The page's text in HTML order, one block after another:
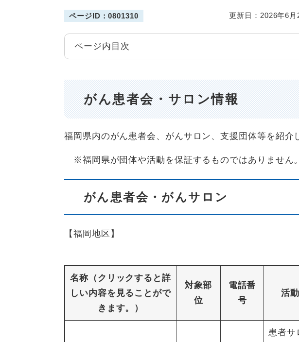
ページID：0801310 更新日：2026年6月
ページ内目次
がん患者会・サロン情報
福岡県内のがん患者会、がんサロン、支援団体等を紹介
※福岡県が団体や活動を保証するものではありません。
がん患者会・がんサロン
【福岡地区】
名称（クリックすると詳
しい内容を見ることがで
きます。）
対象部
位
電話番
号
活
患者サ